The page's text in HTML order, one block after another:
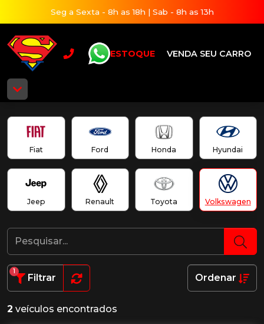
Seg a Sexta - 8h as 18h | Sab - 8h as 13h
ESTOQUE VENDA SEU CARRO
Fiat Ford Honda Hyundai
Jeep Renault Toyota Volkswagen
Filtrar
1
Ordenar
2 veículos encontrados